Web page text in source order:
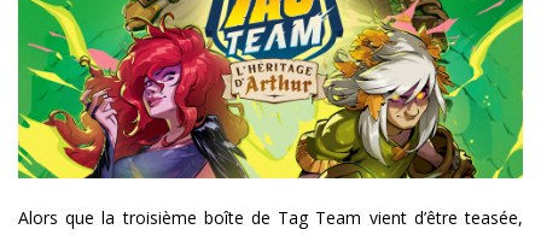
Alors que la troisième boîte de Tag Team vient d’être teasée,